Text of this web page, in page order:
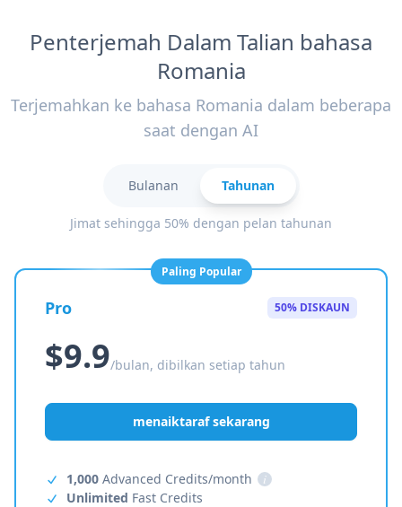
Penterjemah Dalam Talian bahasa
Romania
Terjemahkan ke bahasa Romania dalam beberapa
saat dengan AI
Bulanan Tahunan
Jimat sehingga 50% dengan pelan tahunan
Paling Popular
Pro 50% DISKAUN
$9.9/bulan, dibilkan setiap tahun
menaiktaraf sekarang
1,000 Advanced Credits/month
i
Unlimited Fast Credits